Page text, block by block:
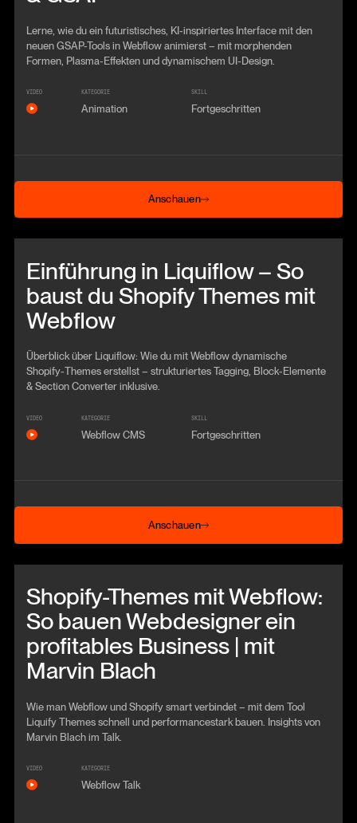
Lerne, wie du ein futuristisches, KI-inspiriertes Interface mit den
neuen GSAP-Tools in Webflow animierst – mit morphenden
Formen, Plasma-Effekten und dynamischem UI-Design.
VIDEO KATEGORIE
Animation
SKILL
Fortgeschritten
Anschauen
Anschauen
Einführung in Liquiflow – So
baust du Shopify Themes mit
Webflow
Überblick über Liquiflow: Wie du mit Webflow dynamische
Shopify‑Themes erstellst – strukturiertes Tagging, Block‑Elemente
& Section Converter inklusive.
VIDEO KATEGORIE
Webflow CMS
SKILL
Fortgeschritten
Anschauen
Anschauen
Shopify-Themes mit Webflow:
So bauen Webdesigner ein
profitables Business | mit
Marvin Blach
Wie man Webflow und Shopify smart verbindet – mit dem Tool
Liquify Themes schnell und performancestark bauen. Insights von
Marvin Blach im Talk.
VIDEO KATEGORIE
Webflow Talk